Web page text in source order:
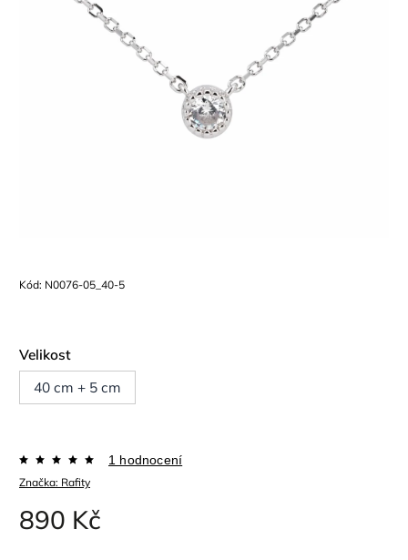
Kód: N0076-05_40-5
Velikost
40 cm + 5 cm
Značka: Rafity
1 hodnocení
890 Kč